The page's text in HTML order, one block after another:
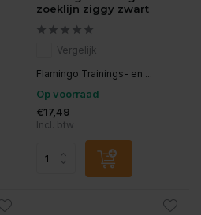
zoeklijn ziggy zwart
Vergelijk
Flamingo Trainings- en ...
Op voorraad
€17,49
Incl. btw